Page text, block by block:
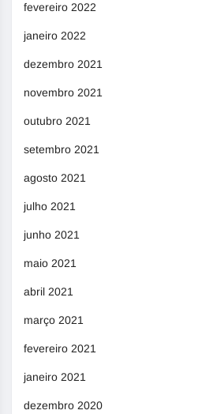
fevereiro 2022
janeiro 2022
dezembro 2021
novembro 2021
outubro 2021
setembro 2021
agosto 2021
julho 2021
junho 2021
maio 2021
abril 2021
março 2021
fevereiro 2021
janeiro 2021
dezembro 2020